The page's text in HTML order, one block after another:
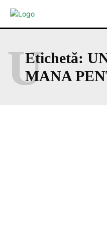
Etichetă:
MANA
U